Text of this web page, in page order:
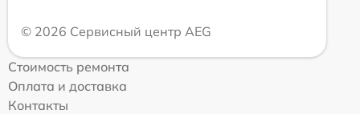
© 2026 Сервисный центр AEG
Стоимость ремонта
Оплата и доставка
Контакты